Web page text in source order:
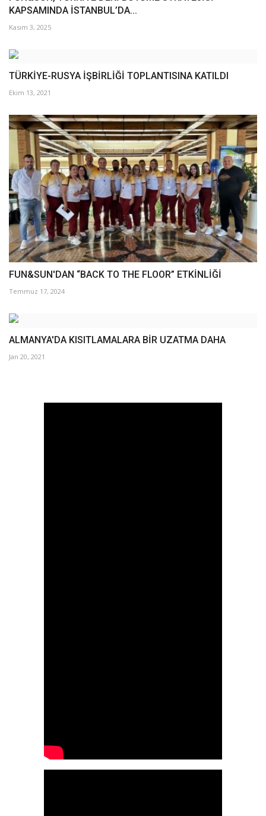
KAPSAMINDA İSTANBUL’DA...
Kasım 3, 2025
TÜRKİYE-RUSYA İŞBİRLİĞİ TOPLANTISINA KATILDI
Ekim 13, 2021
FUN&SUN'DAN “BACK TO THE FLOOR” ETKİNLİĞİ
Temmuz 17, 2024
ALMANYA'DA KISITLAMALARA BİR UZATMA DAHA
Jan 20, 2021